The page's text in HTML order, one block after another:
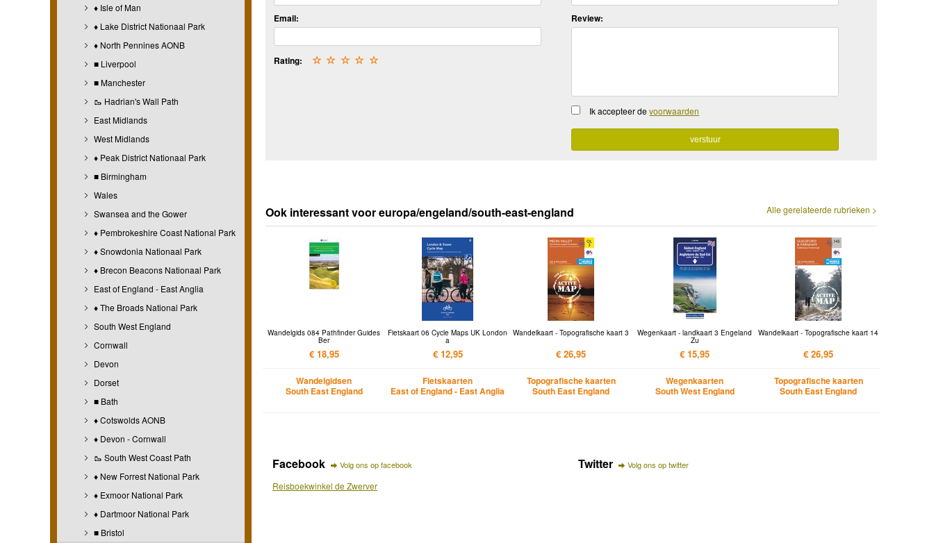
♦ Isle of Man
♦ Lake District Nationaal Park
♦ North Pennines AONB
■ Liverpool
■ Manchester
🥾 Hadrian's Wall Path
East Midlands
West Midlands
♦ Peak District Nationaal Park
■ Birmingham
Wales
Swansea and the Gower
♦ Pembrokeshire Coast National Park
♦ Snowdonia Nationaal Park
♦ Brecon Beacons Nationaal Park
East of England - East Anglia
♦ The Broads National Park
South West England
Cornwall
Devon
Dorset
■ Bath
♦ Cotswolds AONB
♦ Devon - Cornwall
🥾 South West Coast Path
♦ New Forrest National Park
♦ Exmoor National Park
♦ Dartmoor National Park
■ Bristol
Email:
Rating: ☆
☆
☆
☆
☆
Review:
Ik accepteer devoorwaarden
Alle gerelateerde rubrieken >
Ook interessant voor europa/engeland/south-east-england
Wandelgids 084 Pathfinder Guides
Ber
€ 18,95
Wandelgidsen
South East England
Fietskaart 06 Cycle Maps UK London
a
€ 12,95
Fietskaarten
East of England - East Anglia
Wandelkaart - Topografische kaart 3
€ 26,95
Topografische kaarten
South East England
Wegenkaart - landkaart 3 Engeland
Zu
€ 15,95
Wegenkaarten
South West England
Wandelkaart - Topografische kaart 14
€ 26,95
Topografische kaarten
South East England
Facebook Volg ons op facebook
Reisboekwinkel de Zwerver
Twitter Volg ons op twitter